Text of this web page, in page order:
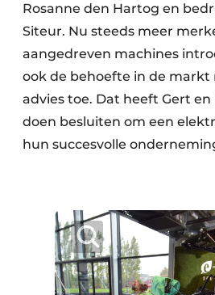
Bouwtransport
Machines & Materieel
Rosanne den Hartog en
Siteur. Nu steeds meer
aangedreven machines
ook de behoefte in de
advies toe. Dat heeft Gert en
doen besluiten om een
hun succesvolle